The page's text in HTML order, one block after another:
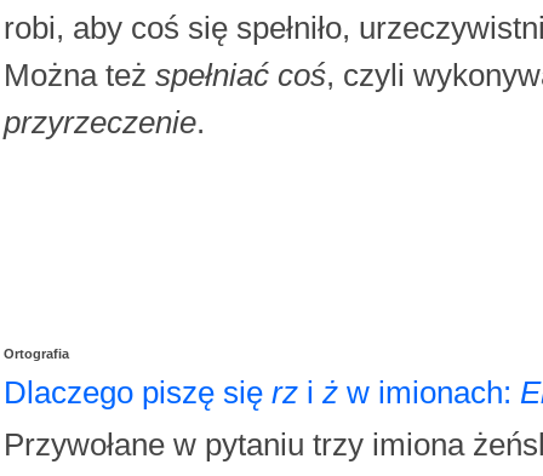
robi, aby coś się spełniło,
Można też spełniać coś, czyli
przyrzeczenie.
Ortografia
Dlaczego piszę się rz i ż w imionach:
Przywołane w pytaniu trzy imiona